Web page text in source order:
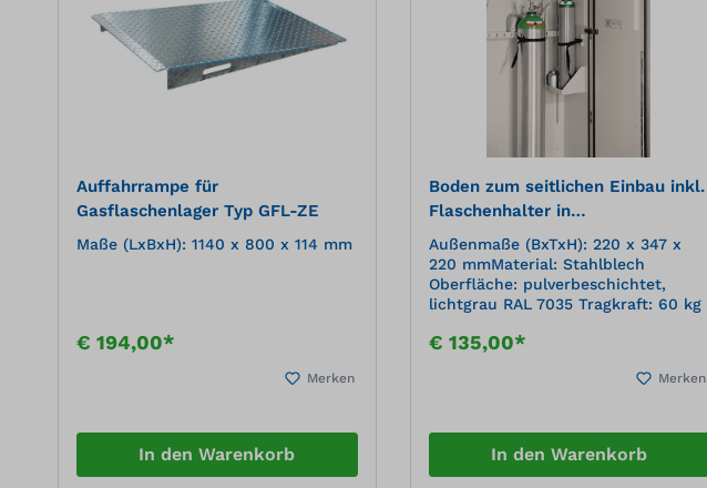
Auffahrrampe für
Gasflaschenlager Typ GFL-ZE
Maße (LxBxH): 1140 x 800 x 114 mm
€ 194,00*
Merken
In den Warenkorb
Boden zum seitlichen Einbau inkl.
Flaschenhalter in
Gasflaschenschränke Typ GFL-S
G90
Außenmaße (BxTxH): 220 x 347 x
220 mmMaterial: Stahlblech
Oberfläche: pulverbeschichtet,
lichtgrau RAL 7035 Tragkraft: 60 kg
€ 135,00*
Merken
In den Warenkorb